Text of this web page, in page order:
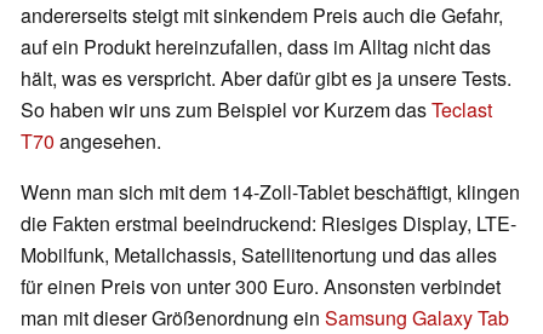
andererseits steigt mit sinkendem Preis auch die Gefahr,
auf ein Produkt hereinzufallen, dass im Alltag nicht das
hält, was es verspricht. Aber dafür gibt es ja unsere Tests.
So haben wir uns zum Beispiel vor Kurzem dasTeclast
T70 angesehen.
Wenn man sich mit dem 14-Zoll-Tablet beschäftigt, klingen
die Fakten erstmal beeindruckend: Riesiges Display, LTE-
Mobilfunk, Metallchassis, Satellitenortung und das alles
für einen Preis von unter 300 Euro. Ansonsten verbindet
man mit dieser Größenordnung ein Samsung Galaxy Tab